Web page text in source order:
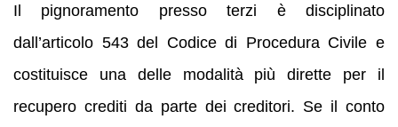
Il pignoramento presso terzi è disciplinato
dall’articolo 543 del Codice di Procedura Civile e
costituisce una delle modalità più dirette per il
recupero crediti da parte dei creditori. Se il conto